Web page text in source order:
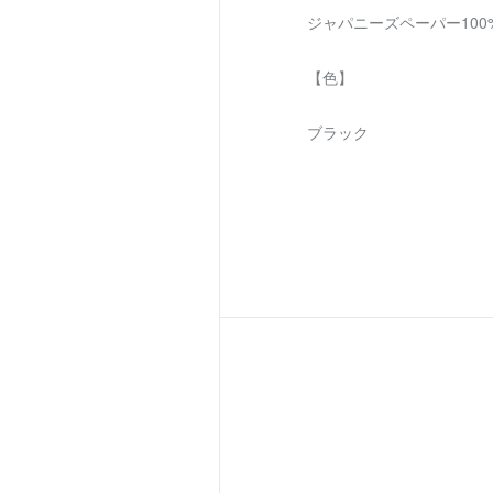
ジャパニーズペーパー
【色】
ブラック